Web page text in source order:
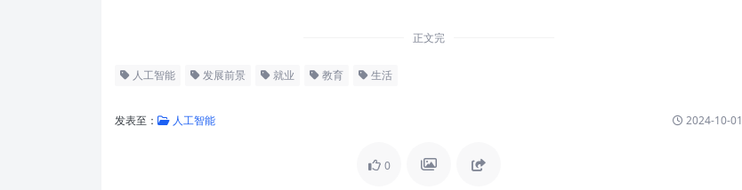
正文完
人工智能 发展前景 就业 教育 生活
发表至： 人工智能 2024-10-01
0